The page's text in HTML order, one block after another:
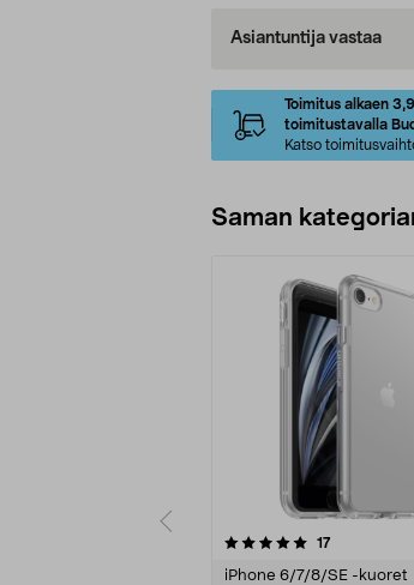
Asiantuntija vastaa
Toimitus alkaen
toimitustavalla
Katso
Saman
17arvostelut
iPhone 6/7/8/SE -kuoret
4.5 viidestä